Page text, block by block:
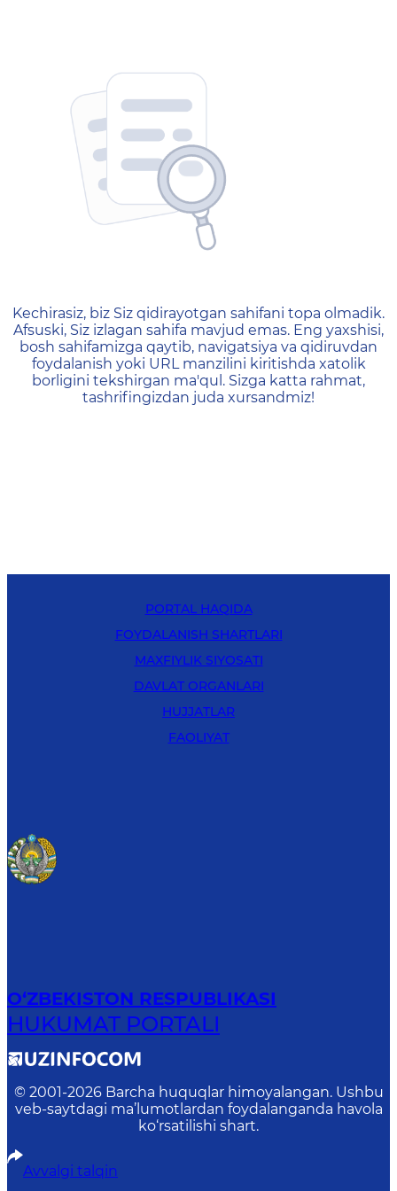
404 — Страница не
Kechirasiz, biz Siz qidirayotgan sahifani topa olmadik.
Afsuski, Siz izlagan sahifa mavjud emas. Eng yaxshisi,
bosh sahifamizga qaytib, navigatsiya va qidiruvdan
foydalanish yoki URL manzilini kiritishda xatolik
borligini tekshirgan ma'qul. Sizga katta rahmat,
tashrifingizdan juda xursandmiz!
PORTAL HAQIDA
FOYDALANISH SHARTLARI
MAXFIYLIK SIYOSATI
DAVLAT ORGANLARI
HUJJATLAR
FAOLIYAT
O‘ZBEKISTON RESPUBLIKASI
HUKUMAT PORTALI
© 2001-2026 Barcha huquqlar himoyalangan. Ushbu
veb-saytdagi ma’lumotlardan foydalanganda havola
ko‘rsatilishi shart.
Avvalgi talqin